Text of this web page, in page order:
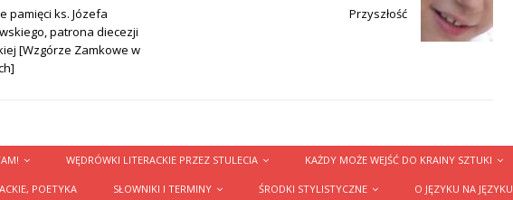
pamięci ks. Józefa
patrona diecezji
[Wzgórze Zamkowe w
Przyszłość
WĘDRÓWKI LITERACKIE PRZEZ STULECIA KAŻDY MOŻE WEJŚĆ DO KRAINY SZTUKI
POETYKA SŁOWNIKI I TERMINY ŚRODKI STYLISTYCZNE O JĘZYKU NA JĘZYKU